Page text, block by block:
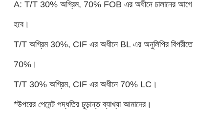
A: T/T 30% অগ্রিম, 70% FOB এর অধীনে চালানের আগে
হবে।
T/T অগ্রিম 30%, CIF এর অধীনে BL এর অনুলিপির বিপরীতে
70%।
T/T 30% অগ্রিম, CIF এর অধীনে 70% LC।
*উপরের পেমেন্ট পদ্ধতির চূড়ান্ত ব্যাখ্যা আমাদের।